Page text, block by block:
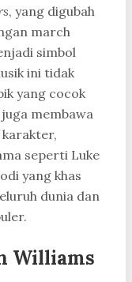
, yang digubah
march
simbol
ini tidak
yang cocok
membawa
seperti Luke
yang khas
dunia dan
Williams